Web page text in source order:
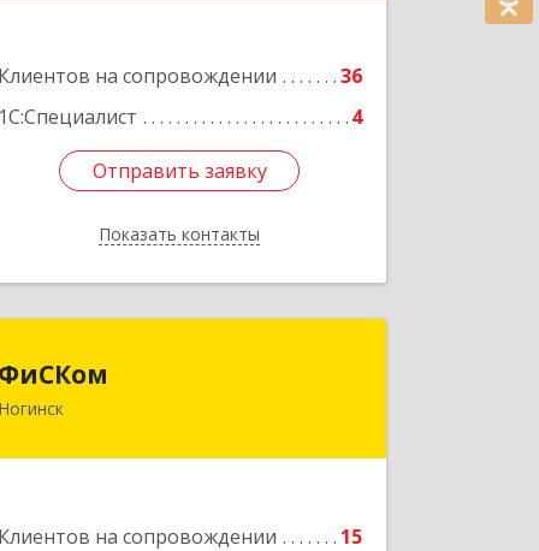
Клиентов на сопровождении
36
1С:Специалист
4
Отправить заявку
Показать контакты
Подробнее
Отправить заявку
Назад
ФиСКом
Ногинск
Клиентов на сопровождении 15
142403, Московская обл., г.Ногинск,